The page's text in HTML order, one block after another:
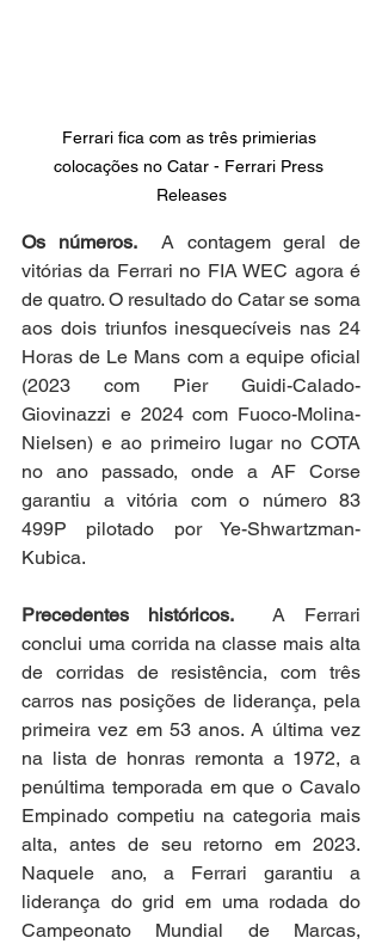
Ferrari fica com as três primierias
colocações no Catar - Ferrari Press
Releases
Os números. A contagem geral de
vitórias da Ferrari no FIA WEC agora é
de quatro. O resultado do Catar se soma
aos dois triunfos inesquecíveis nas 24
Horas de Le Mans com a equipe oficial
(2023 com Pier Guidi-Calado-
Giovinazzi e 2024 com Fuoco-Molina-
Nielsen) e ao primeiro lugar no COTA
no ano passado, onde a AF Corse
garantiu a vitória com o número 83
499P pilotado por Ye-Shwartzman-
Kubica.
Precedentes históricos. A Ferrari
conclui uma corrida na classe mais alta
de corridas de resistência, com três
carros nas posições de liderança, pela
primeira vez em 53 anos. A última vez
na lista de honras remonta a 1972, a
penúltima temporada em que o Cavalo
Empinado competiu na categoria mais
alta, antes de seu retorno em 2023.
Naquele ano, a Ferrari garantiu a
liderança do grid em uma rodada do
Campeonato Mundial de Marcas,